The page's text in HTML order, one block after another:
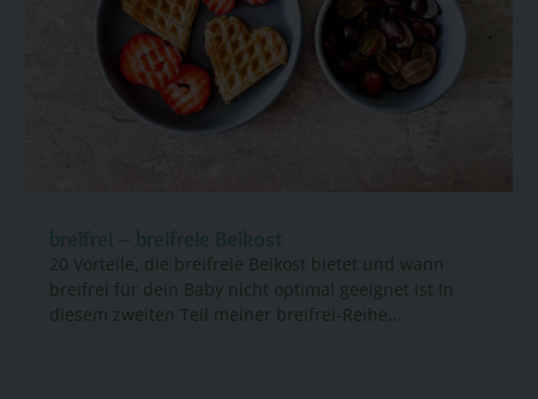
breifrei – breifreie Beikost
20 Vorteile, die breifreie Beikost bietet und wann
breifrei für dein Baby nicht optimal geeignet ist In
diesem zweiten Teil meiner breifrei-Reihe...